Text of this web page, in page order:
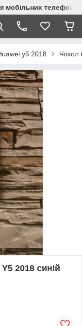
мобільних телефонів
y5 2018 Чохол
2018 синій